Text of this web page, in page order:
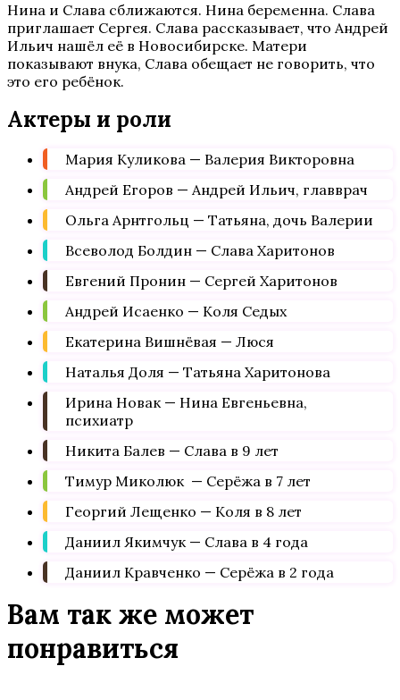
Нина и Слава сближаются. Нина беременна. Слава
приглашает Сергея. Слава рассказывает, что Андрей
Ильич нашёл её в Новосибирске. Матери
показывают внука, Слава обещает не говорить, что
это его ребёнок.
Актеры и роли
Мария Куликова — Валерия Викторовна
Андрей Егоров — Андрей Ильич, главврач
Ольга Арнтгольц — Татьяна, дочь Валерии
Всеволод Болдин — Слава Харитонов
Евгений Пронин — Сергей Харитонов
Андрей Исаенко — Коля Седых
Екатерина Вишнёвая — Люся
Наталья Доля — Татьяна Харитонова
Ирина Новак — Нина Евгеньевна,
психиатр
Никита Балев — Слава в 9 лет
Тимур Миколюк — Серёжа в 7 лет
Георгий Лещенко — Коля в 8 лет
Даниил Якимчук — Слава в 4 года
Даниил Кравченко — Серёжа в 2 года
Вам так же может
понравиться